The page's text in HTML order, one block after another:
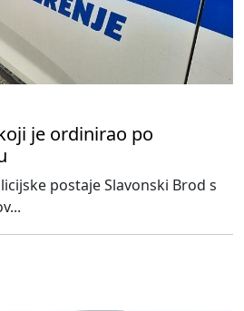
je ordinirao po
postaje Slavonski Brod s